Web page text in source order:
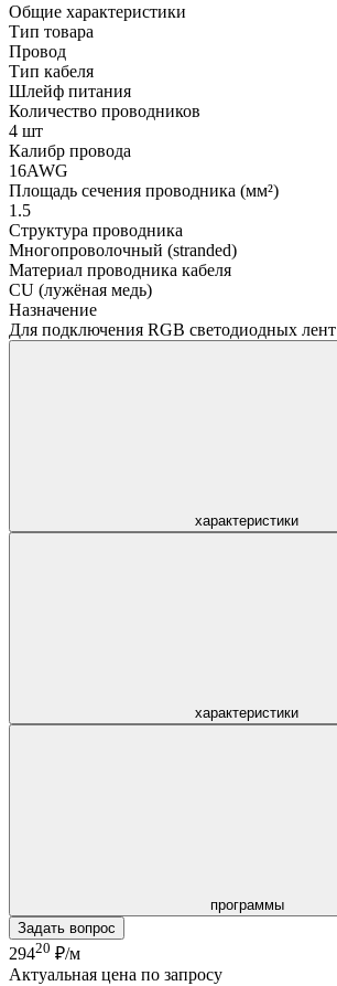
Общие характеристики
Тип товара
Провод
Тип кабеля
Шлейф питания
Количество проводников
4 шт
Калибр провода
16AWG
Площадь сечения проводника (мм²)
1.5
Структура проводника
Многопроволочный (stranded)
Материал проводника кабеля
CU (лужёная медь)
Назначение
Для подключения RGB светодиодных лент
характеристики
характеристики
программы
Задать вопрос
29420 ₽/м
Актуальная цена по запросу